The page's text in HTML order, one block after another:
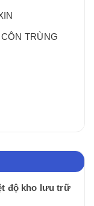
TRÙNG
độ kho lưu trữ